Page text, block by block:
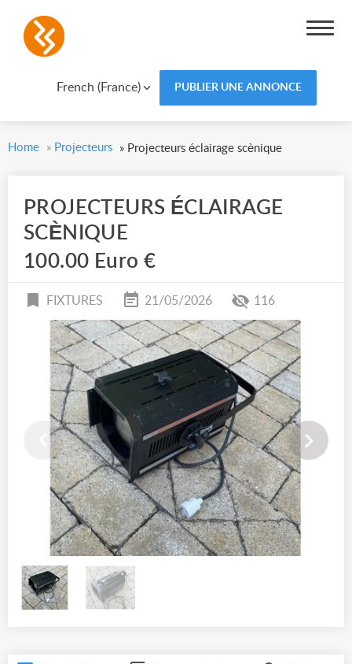
French (France) PUBLIER UNE ANNONCE
Home » Projecteurs » Projecteurs éclairage scènique
PROJECTEURS ÉCLAIRAGE
SCÈNIQUE
100.00 Euro €
FIXTURES 21/05/2026 116